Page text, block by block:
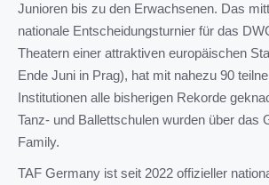
Junioren bis zu den Erwachsenen. Das
nationale Entscheidungsturnier für das
Theatern einer attraktiven europäischen
Ende Juni in Prag), hat mit nahezu 90
Institutionen alle bisherigen Rekorde
Tanz- und Ballettschulen wurden über das
Family.
TAF Germany ist seit 2022 offizieller